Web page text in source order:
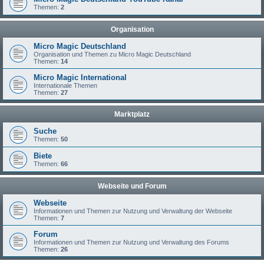
Themen: 2
Organisation
Micro Magic Deutschland
Organisation und Themen zu Micro Magic Deutschland
Themen: 14
Micro Magic International
Internationale Themen
Themen: 27
Marktplatz
Suche
Themen: 50
Biete
Themen: 66
Webseite und Forum
Webseite
Informationen und Themen zur Nutzung und Verwaltung der Webseite
Themen: 7
Forum
Informationen und Themen zur Nutzung und Verwaltung des Forums
Themen: 26